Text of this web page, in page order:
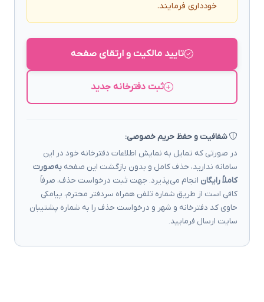
خودداری فرمایند.
تایید مالکیت و ارتقای صفحه
ثبت دفترخانه جدید
شفافیت و حفظ حریم خصوصی:
در صورتی که تمایل به نمایش اطلاعات دفترخانه خود در این
سامانه ندارید، حذف کامل و بدون بازگشت این صفحه به‌صورت
کاملاً رایگان انجام می‌پذیرد. جهت ثبت درخواست حذف، صرفاً
کافی است از طریق شماره تلفن همراه سردفتر محترم، پیامکی
حاوی کد دفترخانه و شهر و درخواست حذف را به شماره پشتیبان
سایت ارسال فرمایید.